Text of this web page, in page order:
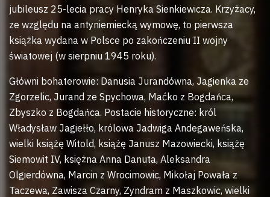
jubileusz 25-lecia pracy Henryka Sienkiewicza. Krzyżacy,
ze względu na antyniemiecką wymowę, to pierwsza
książka wydana w Polsce po zakończeniu II wojny
światowej (w sierpniu 1945 roku).
Główni bohaterowie: Danusia Jurandówna, Jagienka ze
Zgorzelic, Jurand ze Spychowa, Maćko z Bogdańca,
Zbyszko z Bogdańca. Postacie historyczne: król
Władysław Jagiełło, królowa Jadwiga Andegaweńska,
wielki książę Witold, książę Janusz Mazowiecki, książę
Siemowit IV, księżna Anna Danuta, Aleksandra
Olgierdówna, Marcin z Wrocimowic, Mikołaj Powała z
Taczewa, Zawisza Czarny, Zyndram z Maszkowic, wielki